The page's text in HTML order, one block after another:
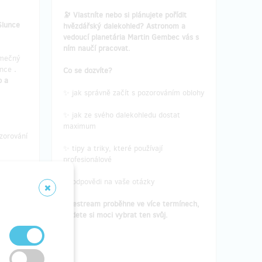
.
a
🔭 Vlastníte nebo si plánujete pořídit
hvězdářský dalekohled? Astronom a
vedoucí planetária Martin Gembec vás s
ním naučí pracovat.
Co se dozvíte?
✨ jak správně začít s pozorováním oblohy
✨ jak ze svého dalekohledu dostat
maximum
✨ tipy a triky, které používají
profesionálové
✨ odpovědi na vaše otázky
Livestream proběhne ve více termínech,
budete si moci vybrat ten svůj.